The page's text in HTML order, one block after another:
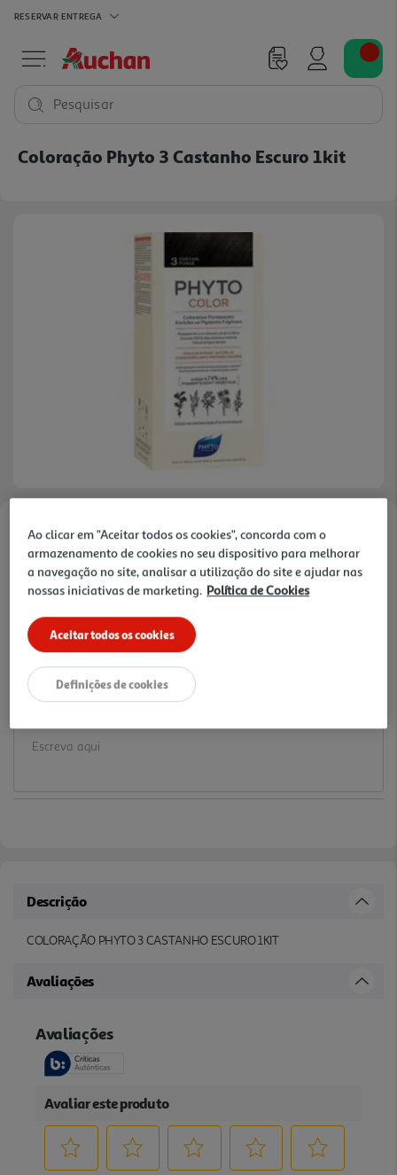
RESERVAR ENTREGA
Pesquisar
Coloração Phyto 3 Castanho Escuro 1kit
Faça a sua avaliação
Ref. / EAN:3338221002532
12.9 €/un
12,90 €
Descrição
COLORAÇÃO PHYTO 3 CASTANHO ESCURO 1KIT
Avaliações
Ao clicar em "Aceitar todos os cookies", concorda com o
armazenamento de cookies no seu dispositivo para melhorar
a navegação no site, analisar a utilização do site e ajudar nas
nossas iniciativas de marketing. Política de Cookies
Aceitar todos os cookies
Definições de cookies